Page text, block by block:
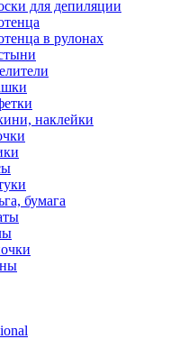
для депиляции
в рулонах
наклейки
бумага